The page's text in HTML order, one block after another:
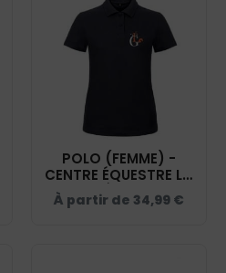
POLO (FEMME) -
CENTRE ÉQUESTRE LA
GRENADIÈRE - NAVY -
BCI1F
À partir de 34,99 €